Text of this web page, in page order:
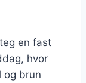
en fast
hvor
og brun